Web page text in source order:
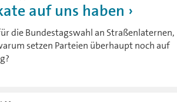
auf uns haben
die Bundestagswahl an Straßenlaternen,
setzen Parteien überhaupt noch auf